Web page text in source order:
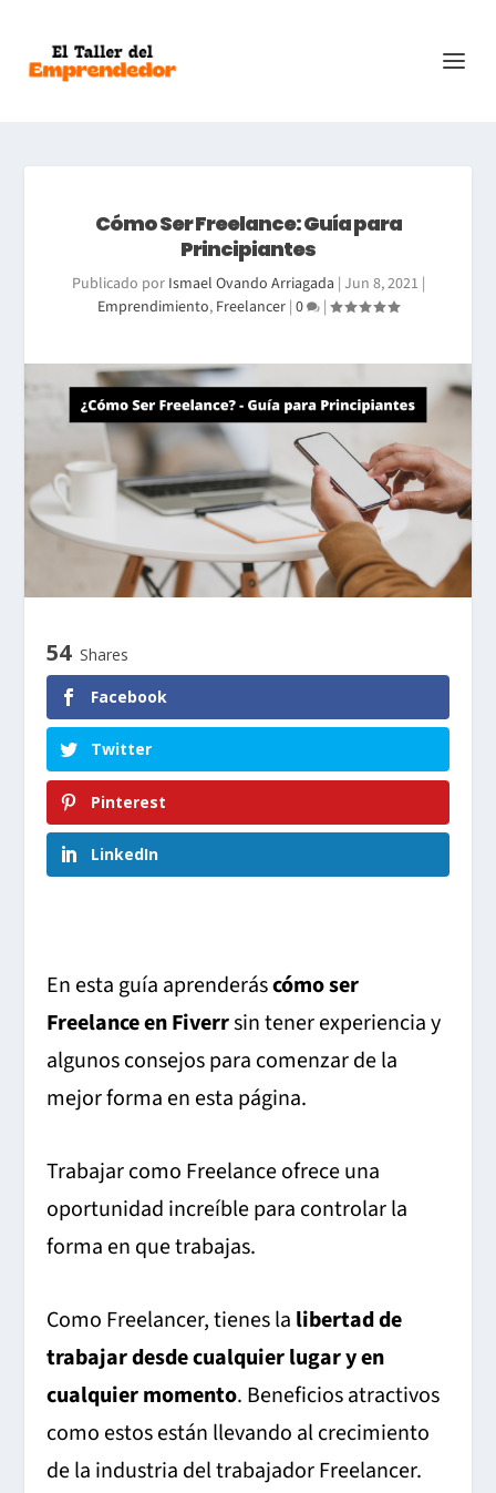
Cómo Ser Freelance: Guía para
Principiantes
Publicado por Ismael Ovando Arriagada | Jun 8, 2021 |
Emprendimiento, Freelancer | 0 |
54 Shares
Facebook
Twitter
Pinterest
LinkedIn
En esta guía aprenderáscómo ser
Freelance en Fiverrsin tener experiencia y
algunos consejos para comenzar de la
mejor forma en esta página.
Trabajar como Freelance ofrece una
oportunidad increíble para controlar la
forma en que trabajas.
Como Freelancer, tienes la libertad de
trabajar desde cualquier lugar y en
cualquier momento. Beneficios atractivos
como estos están llevando al crecimiento
de la industria del trabajador Freelancer.